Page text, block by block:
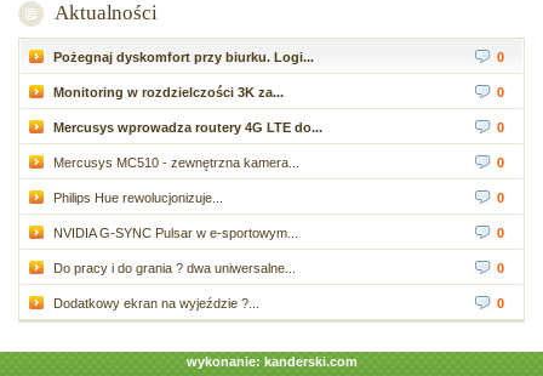
Aktualności
Pożegnaj dyskomfort przy biurku. Logi... 0
Monitoring w rozdzielczości 3K za... 0
Mercusys wprowadza routery 4G LTE do... 0
Mercusys MC510 - zewnętrzna kamera... 0
Philips Hue rewolucjonizuje... 0
NVIDIA G-SYNC Pulsar w e-sportowym... 0
Do pracy i do grania ? dwa uniwersalne... 0
Dodatkowy ekran na wyjeździe ?... 0
wykonanie: kanderski.com